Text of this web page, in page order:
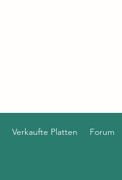
Verkaufte Platten Forum